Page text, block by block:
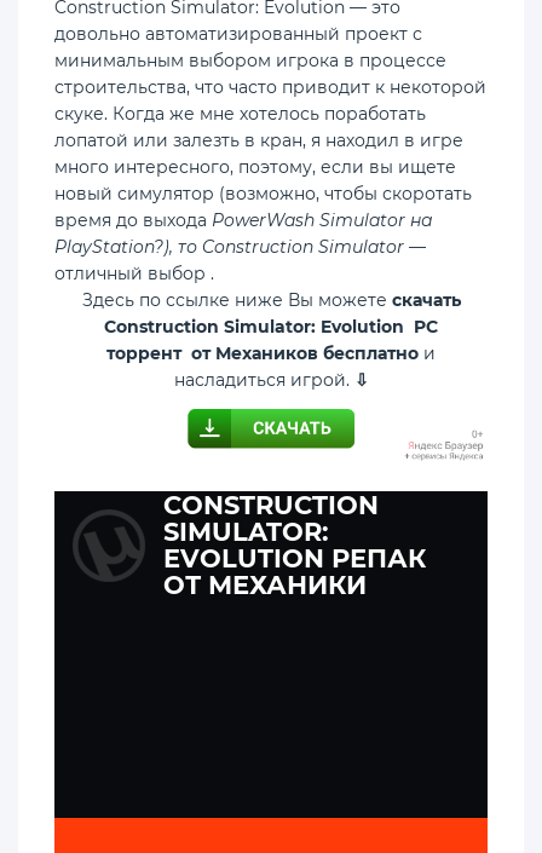
Construction Simulator: Evolution — это
довольно автоматизированный проект с
минимальным выбором игрока в процессе
строительства, что часто приводит к некоторой
скуке. Когда же мне хотелось поработать
лопатой или залезть в кран, я находил в игре
много интересного, поэтому, если вы ищете
новый симулятор (возможно, чтобы скоротать
время до выхода PowerWash Simulator на
PlayStation?), то Construction Simulator —
отличный выбор .
Здесь по ссылке ниже Вы можете скачать
Construction Simulator: Evolution PC
торрент от Механиков бесплатно и
насладиться игрой. ⇩
CONSTRUCTION
SIMULATOR:
EVOLUTION РЕПАК
ОТ МЕХАНИКИ